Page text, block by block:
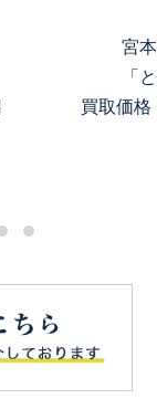
宮
「
買取価格